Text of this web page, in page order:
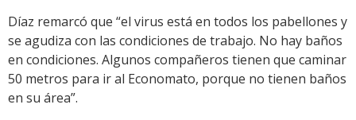
Díaz remarcó que “el virus está en todos los pabellones y
se agudiza con las condiciones de trabajo. No hay baños
en condiciones. Algunos compañeros tienen que caminar
50 metros para ir al Economato, porque no tienen baños
en su área”.